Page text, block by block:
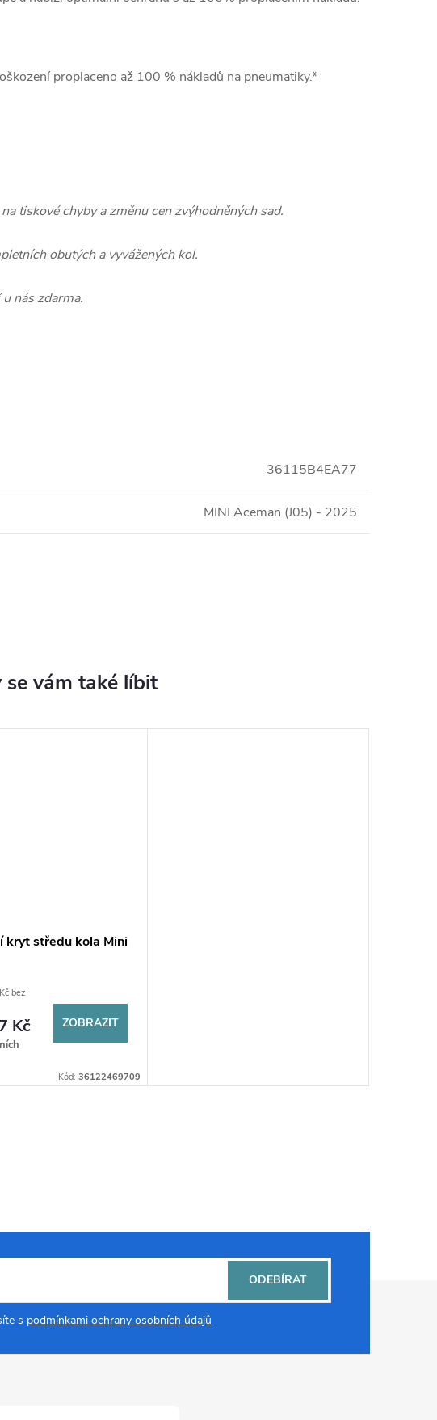
proplaceno až 100 % nákladů na pneumatiky.*
tiskové chyby a změnu cen zvýhodněných sad.
obutých a vyvážených kol.
nás zdarma.
36115B4EA77
MINI Aceman (J05) - 2025
kryt středu kola Mini
bez
Kč ZOBRAZIT
Kód: 36122469709
s podmínkami ochrany osobních údajů
ODEBÍRAT